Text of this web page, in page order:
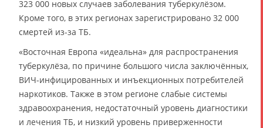
323 000 новых случаев заболевания туберкулёзом.
Кроме того, в этих регионах зарегистрировано 32 000
смертей из-за ТБ.
«Восточная Европа «идеальна» для распространения
туберкулёза, по причине большого числа заключённых,
ВИЧ-инфицированных и инъекционных потребителей
наркотиков. Также в этом регионе слабые системы
здравоохранения, недостаточный уровень диагностики
и лечения ТБ, и низкий уровень приверженности